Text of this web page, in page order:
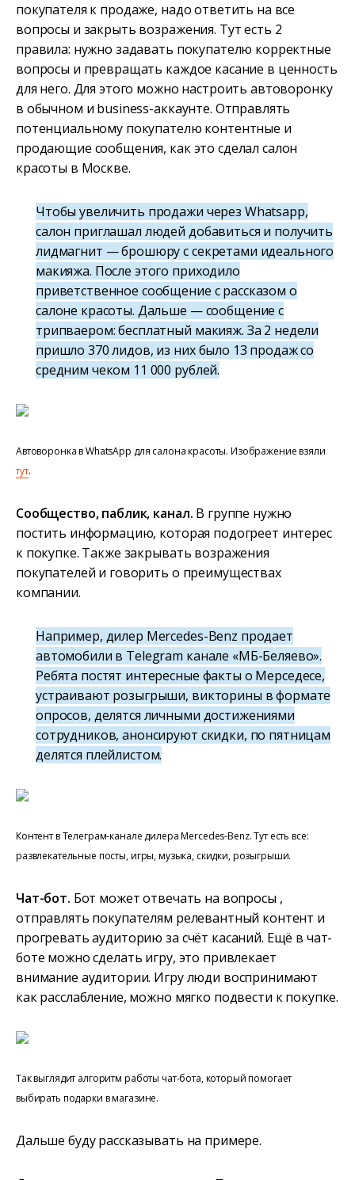
покупателя к продаже, надо ответить на все
вопросы и закрыть возражения. Тут есть 2
правила: нужно задавать покупателю корректные
вопросы и превращать каждое касание в ценность
для него. Для этого можно настроить автоворонку
в обычном и business-аккаунте. Отправлять
потенциальному покупателю контентные и
продающие сообщения, как это сделал салон
красоты в Москве.
Чтобы увеличить продажи через Whatsapp,
салон приглашал людей добавиться и получить
лидмагнит — брошюру с секретами идеального
макияжа. После этого приходило
приветственное сообщение с рассказом о
салоне красоты. Дальше — сообщение с
трипваером: бесплатный макияж. За 2 недели
пришло 370 лидов, из них было 13 продаж со
средним чеком 11 000 рублей.
Автоворонка в WhatsApp для салона красоты. Изображение взяли
тут.
Сообщество, паблик, канал. В группе нужно
постить информацию, которая подогреет интерес
к покупке. Также закрывать возражения
покупателей и говорить о преимуществах
компании.
Например, дилер Mercedes-Benz продает
автомобили в Telegram канале «МБ-Беляево».
Ребята постят интересные факты о Мерседесе,
устраивают розыгрыши, викторины в формате
опросов, делятся личными достижениями
сотрудников, анонсируют скидки, по пятницам
делятся плейлистом.
Контент в Телеграм-канале дилера Mercedes-Benz. Тут есть все:
развлекательные посты, игры, музыка, скидки, розыгрыши.
Чат-бот. Бот может отвечать на вопросы ,
отправлять покупателям релевантный контент и
прогревать аудиторию за счёт касаний. Ещё в чат-
боте можно сделать игру, это привлекает
внимание аудитории. Игру люди воспринимают
как расслабление, можно мягко подвести к покупке.
Так выглядит алгоритм работы чат-бота, который помогает
выбирать подарки в магазине.
Дальше буду рассказывать на примере.